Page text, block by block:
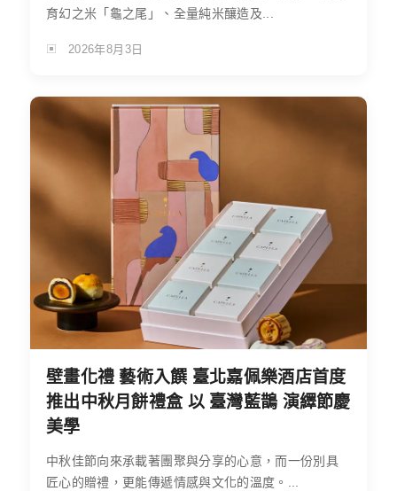
育幻之米「龜之尾」、全量純米釀造及...
2026年8月3日
壁畫化禮 藝術入饌 臺北嘉佩樂酒店首度
推出中秋月餅禮盒 以 臺灣藍鵲 演繹節慶
美學
中秋佳節向來承載著團聚與分享的心意，而一份別具
匠心的贈禮，更能傳遞情感與文化的溫度。...